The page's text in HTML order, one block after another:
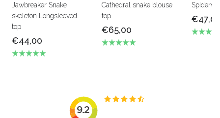
Jawbreaker Snake
skeleton Longsleeved
top
€44,00
Cathedral snake blouse
top
€65,00